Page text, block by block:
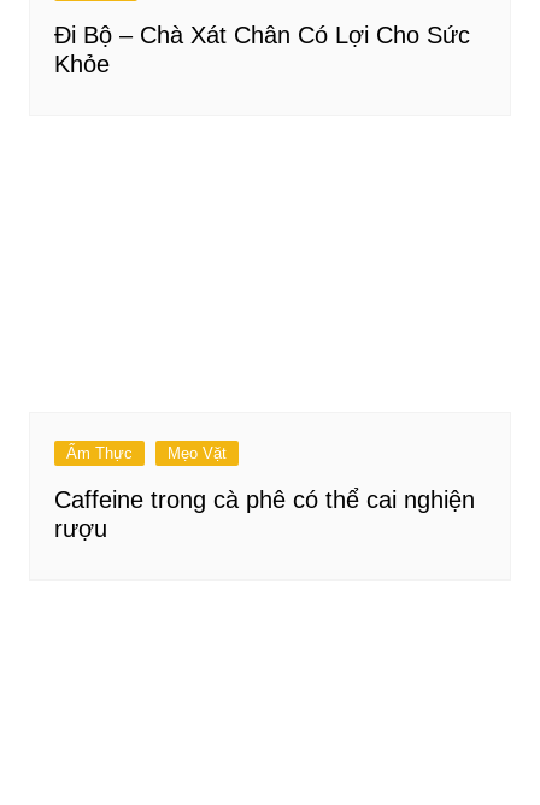
Đi Bộ – Chà Xát Chân Có Lợi Cho Sức
Khỏe
Ẩm Thực Mẹo Vặt
Caffeine trong cà phê có thể cai nghiện
rượu